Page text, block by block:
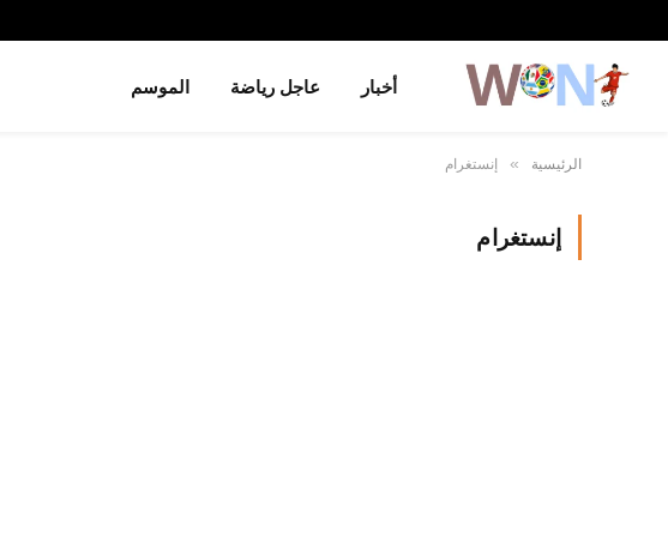
أخبار عاجل رياضة الموسم
الرئيسية » إنستغرام
إنستغرام